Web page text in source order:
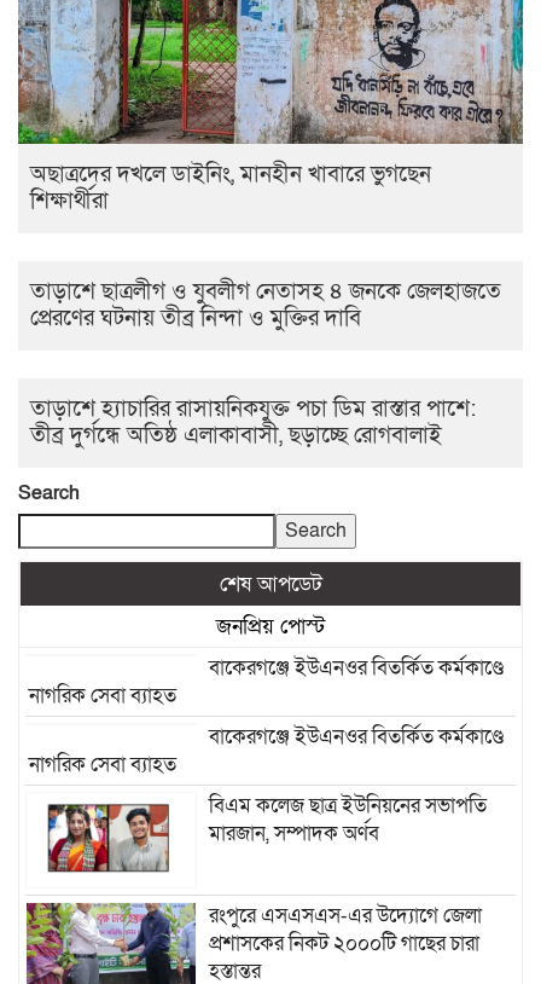
অছাত্রদের দখলে ডাইনিং, মানহীন খাবারে ভুগছেন
শিক্ষার্থীরা
তাড়াশে ছাত্রলীগ ও যুবলীগ নেতাসহ ৪ জনকে জেলহাজতে
প্রেরণের ঘটনায় তীব্র নিন্দা ও মুক্তির দাবি
তাড়াশে হ্যাচারির রাসায়নিকযুক্ত পচা ডিম রাস্তার পাশে:
তীব্র দুর্গন্ধে অতিষ্ঠ এলাকাবাসী, ছড়াচ্ছে রোগবালাই
Search
Search
শেষ আপডেট
জনপ্রিয় পোস্ট
বাকেরগঞ্জে ইউএনওর বিতর্কিত কর্মকাণ্ডে
নাগরিক সেবা ব্যাহত
বাকেরগঞ্জে ইউএনওর বিতর্কিত কর্মকাণ্ডে
নাগরিক সেবা ব্যাহত
বিএম কলেজ ছাত্র ইউনিয়নের সভাপতি
মারজান, সম্পাদক অর্ণব
রংপুরে এসএসএস-এর উদ্যোগে জেলা
প্রশাসকের নিকট ২০০০টি গাছের চারা
হস্তান্তর